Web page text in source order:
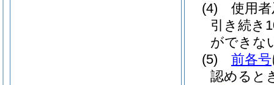
(4)
使用
引き続き
ができな
(5)
前各号
認めると